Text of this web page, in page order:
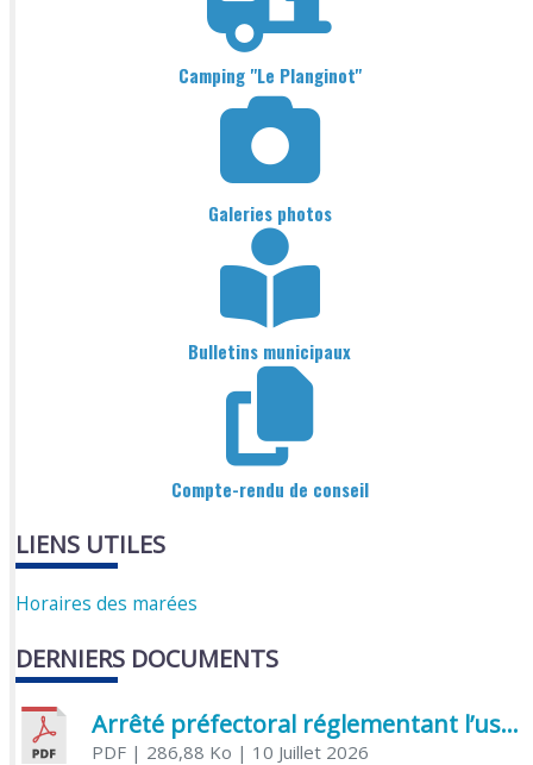
Camping "Le Planginot"
Galeries photos
Bulletins municipaux
Compte-rendu de conseil
LIENS UTILES
Horaires des marées
DERNIERS DOCUMENTS
Arrêté préfectoral réglementant l’usage de l’eau
PDF| 286,88 Ko | 10 Juillet 2026